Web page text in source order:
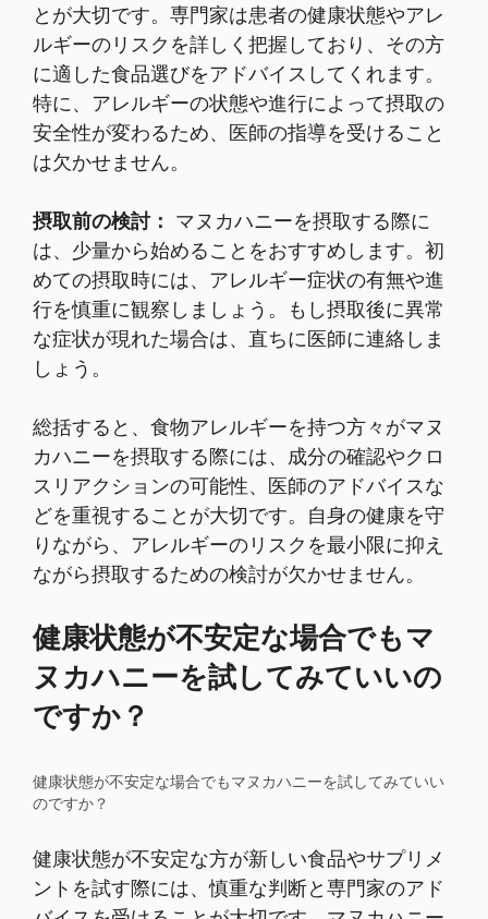
とが大切です。専門家は患者の健康状態やアレ
ルギーのリスクを詳しく把握しており、その方
に適した食品選びをアドバイスしてくれます。
特に、アレルギーの状態や進行によって摂取の
安全性が変わるため、医師の指導を受けること
は欠かせません。
摂取前の検討： マヌカハニーを摂取する際に
は、少量から始めることをおすすめします。初
めての摂取時には、アレルギー症状の有無や進
行を慎重に観察しましょう。もし摂取後に異常
な症状が現れた場合は、直ちに医師に連絡しま
しょう。
総括すると、食物アレルギーを持つ方々がマヌ
カハニーを摂取する際には、成分の確認やクロ
スリアクションの可能性、医師のアドバイスな
どを重視することが大切です。自身の健康を守
りながら、アレルギーのリスクを最小限に抑え
ながら摂取するための検討が欠かせません。
健康状態が不安定な場合でもマ
ヌカハニーを試してみていいの
ですか？
健康状態が不安定な場合でもマヌカハニーを試してみていい
のですか？
健康状態が不安定な方が新しい食品やサプリメ
ントを試す際には、慎重な判断と専門家のアド